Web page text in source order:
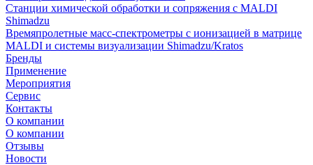
Станции химической обработки и сопряжения с MALDI
Shimadzu
Времяпролетные масс-спектрометры с ионизацией в матрице
MALDI и системы визуализации Shimadzu/Kratos
Бренды
Применение
Мероприятия
Сервис
Контакты
О компании
О компании
Отзывы
Новости